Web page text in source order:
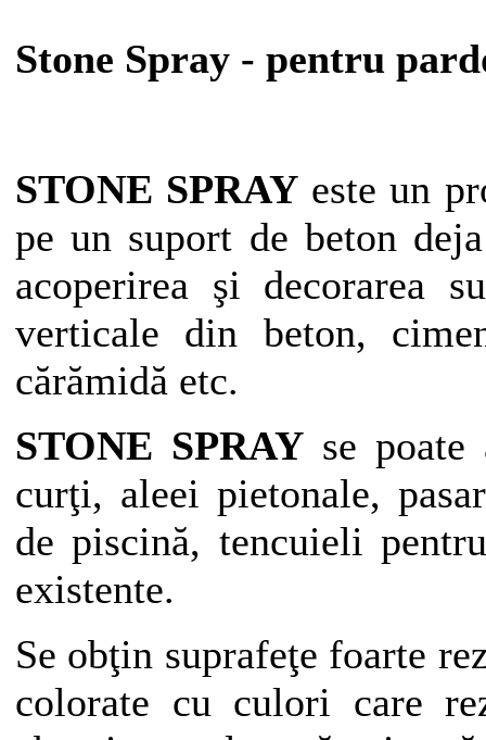
Stone Spray - pentru
STONE SPRAY este un
pe un suport de beton
acoperirea şi decorarea
verticale din beton,
cărămidă etc.
STONE SPRAY se
curţi, aleei pietonale,
de piscină, tencuieli
existente.
Se obţin suprafeţe foarte
colorate cu culori care